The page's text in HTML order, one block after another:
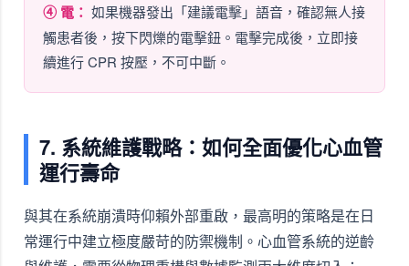
④ 電： 如果機器發出「建議電擊」語音，確認無人接
觸患者後，按下閃爍的電擊鈕。電擊完成後，立即接
續進行 CPR 按壓，不可中斷。
7. 系統維護戰略：如何全面優化心血管
運行壽命
與其在系統崩潰時仰賴外部重啟，最高明的策略是在日
常運行中建立極度嚴苛的防禦機制。心血管系統的逆齡